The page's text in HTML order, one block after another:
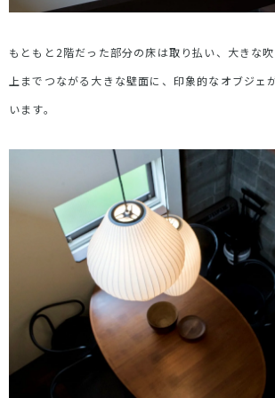
もともと2階だった部分の床は取り払い、大きな吹
上までつながる大きな壁面に、印象的なオブジェ
います。